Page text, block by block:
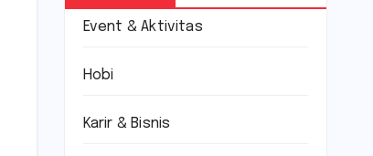
Event & Aktivitas
Hobi
Karir & Bisnis